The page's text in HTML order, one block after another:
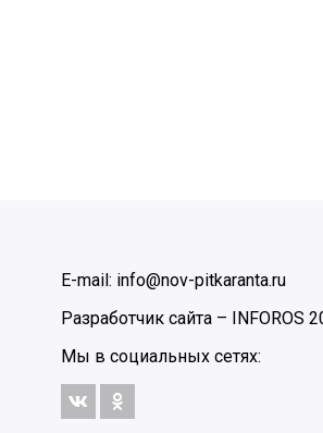
E-mail: info@nov-pitkaranta.ru
Разработчик сайта – INFOROS
Мы в социальных сетях: